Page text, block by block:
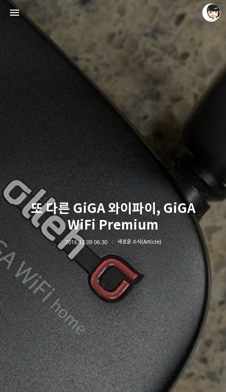
또 다른 GiGA 와이파이, GiGA
WiFi Premium
2016.12.09 06:30 새로운 소식(Article)
레이니아